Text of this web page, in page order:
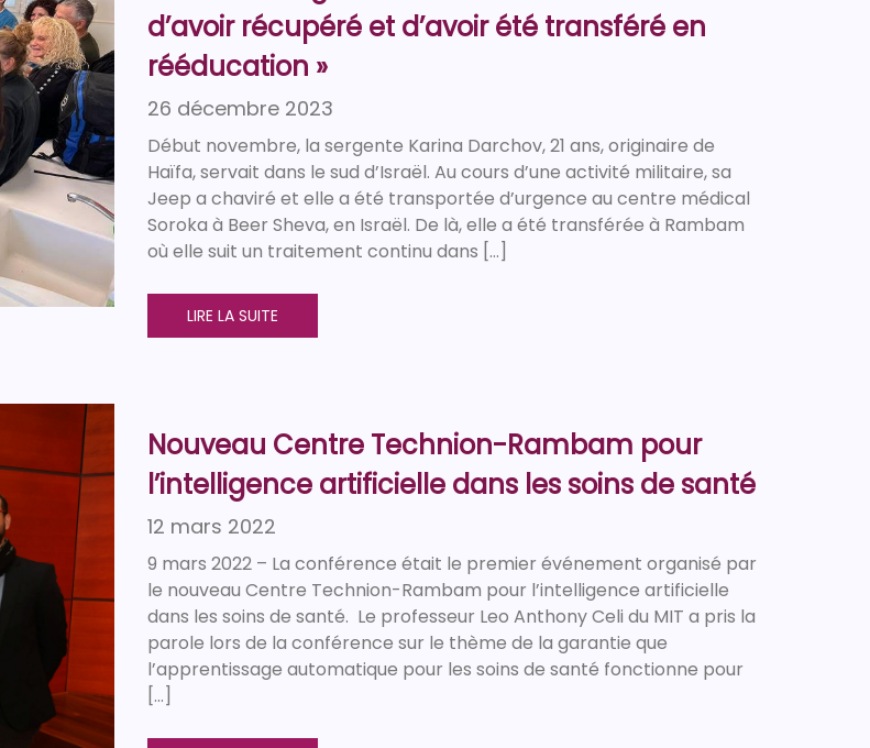
d’avoir récupéré et d’avoir été transféré en
rééducation »
26 décembre 2023
Début novembre, la sergente Karina Darchov, 21 ans, originaire de
Haïfa, servait dans le sud d’Israël. Au cours d’une activité militaire, sa
Jeep a chaviré et elle a été transportée d’urgence au centre médical
Soroka à Beer Sheva, en Israël. De là, elle a été transférée à Rambam
où elle suit un traitement continu dans […]
LIRE LA SUITE
Nouveau Centre Technion-Rambam pour
l’intelligence artificielle dans les soins de santé
12 mars 2022
9 mars 2022 – La conférence était le premier événement organisé par
le nouveau Centre Technion-Rambam pour l’intelligence artificielle
dans les soins de santé. Le professeur Leo Anthony Celi du MIT a pris la
parole lors de la conférence sur le thème de la garantie que
l’apprentissage automatique pour les soins de santé fonctionne pour
[…]